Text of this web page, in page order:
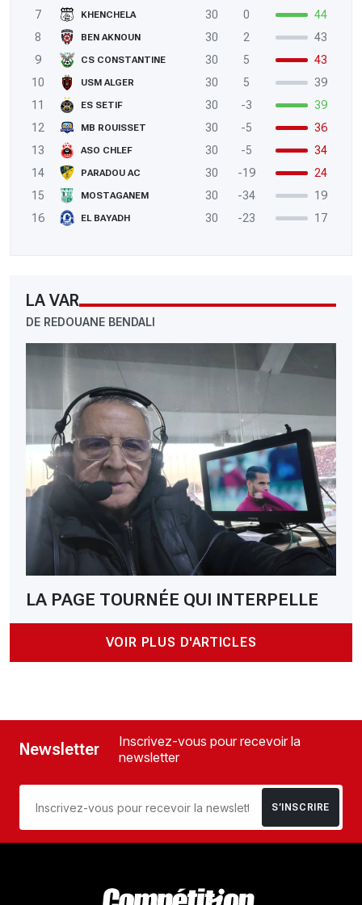
7
KHENCHELA 30 0
44
8
BEN AKNOUN 30 2
43
9
CS CONSTANTINE 30 5
43
10
USM ALGER 30 5
39
11
ES SETIF 30 -3
39
12
MB ROUISSET 30 -5
36
13
ASO CHLEF 30 -5
34
14
PARADOU AC 30 -19
24
15
MOSTAGANEM 30 -34
19
16
EL BAYADH 30 -23 17
LA VAR
DE REDOUANE BENDALI
LA PAGE TOURNÉE QUI INTERPELLE
VOIR PLUS D'ARTICLES
Newsletter
Inscrivez-vous pour recevoir la
newsletter
S’INSCRIRE